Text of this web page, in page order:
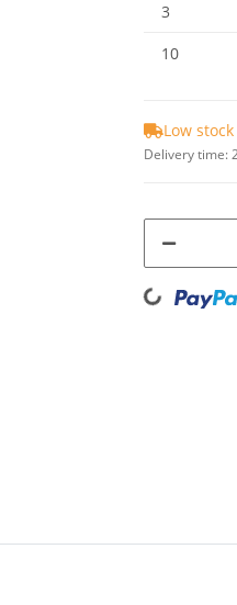
3
10
Low
Delivery time:
Loading...